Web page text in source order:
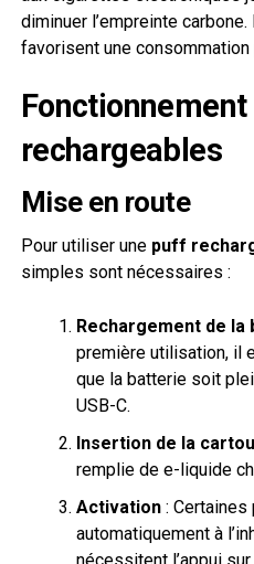
diminuer l’empreinte
favorisent une consommation
rechargeables
Mise en route
Pour utiliser une puff
simples sont nécessaires :
Rechargement de la
première utilisation, il
que la batterie soit
USB-C.
Insertion de la
remplie de e-liquide
Activation: Certaines
automatiquement à